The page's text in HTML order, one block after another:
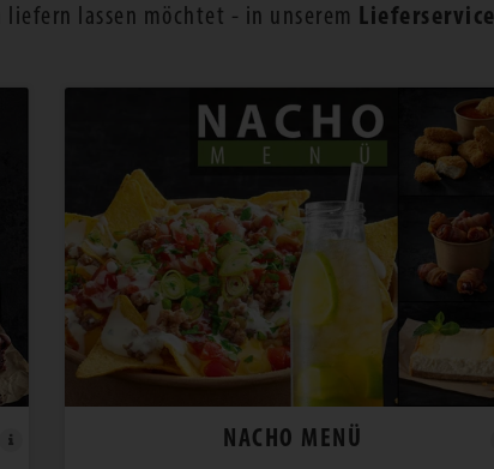
lassen möchtet - in unserem Lieferservice
NACHO MENÜ